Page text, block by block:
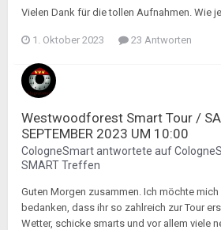
Vielen Dank für die tollen Aufnahmen. Wie
1. Oktober 2023 23 Antworten
Westwoodforest Smart Tour /
SEPTEMBER 2023 UM 10:00
CologneSmartantwortete auf
SMART Treffen
Guten Morgen zusammen. Ich möchte mich
bedanken, dass ihr so zahlreich zur Tour
Wetter, schicke smarts und vor allem viele